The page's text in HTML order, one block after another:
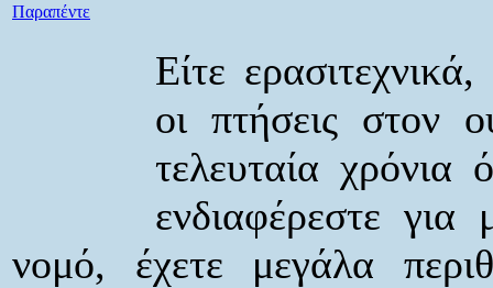
Παραπέντε
Είτε
οι πτήσεις στον
τελευταία
ενδιαφέρεστε
νομό, έχετε μεγάλα